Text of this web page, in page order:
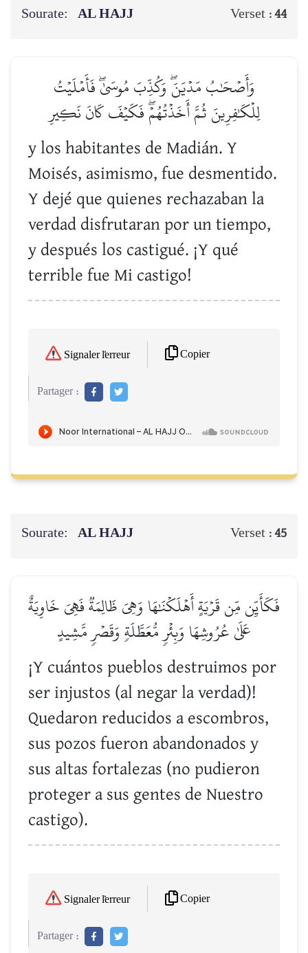
Sourate: AL HAJJ Verset :44
وَأَصۡحَٰبُ مَدۡيَنَۖ وَكُذِّبَ مُوسَىٰۖ فَأَمۡلَيۡتُ
لِلۡكَٰفِرِينَ ثُمَّ أَخَذۡتُهُمۡۖ فَكَيۡفَ كَانَ نَكِيرِ
y los habitantes de Madián. Y
Moisés, asimismo, fue desmentido.
Y dejé que quienes rechazaban la
verdad disfrutaran por un tiempo,
y después los castigué. ¡Y qué
terrible fue Mi castigo!
Signaler l'erreur Copier
Partager :
Sourate: AL HAJJ Verset :45
فَكَأَيِّن مِّن قَرۡيَةٍ أَهۡلَكۡنَٰهَا وَهِيَ ظَالِمَةٞ فَهِيَ خَاوِيَةٌ
عَلَىٰ عُرُوشِهَا وَبِئۡرٖ مُّعَطَّلَةٖ وَقَصۡرٖ مَّشِيدٍ
¡Y cuántos pueblos destruimos por
ser injustos (al negar la verdad)!
Quedaron reducidos a escombros,
sus pozos fueron abandonados y
sus altas fortalezas (no pudieron
proteger a sus gentes de Nuestro
castigo).
Signaler l'erreur Copier
Partager :